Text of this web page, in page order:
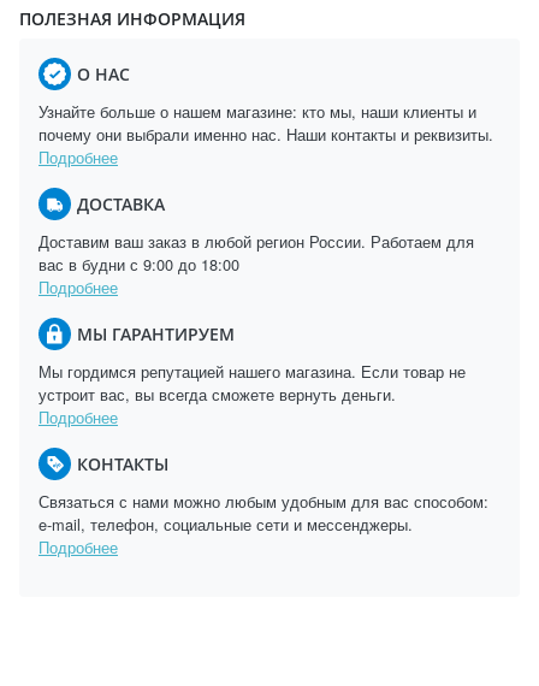
ПОЛЕЗНАЯ ИНФОРМАЦИЯ
О НАС
Узнайте больше о нашем магазине: кто мы, наши клиенты и
почему они выбрали именно нас. Наши контакты и реквизиты.
Подробнее
ДОСТАВКА
Доставим ваш заказ в любой регион России. Работаем для
вас в будни с 9:00 до 18:00
Подробнее
МЫ ГАРАНТИРУЕМ
Мы гордимся репутацией нашего магазина. Если товар не
устроит вас, вы всегда сможете вернуть деньги.
Подробнее
КОНТАКТЫ
Связаться с нами можно любым удобным для вас способом:
e-mail, телефон, социальные сети и мессенджеры.
Подробнее